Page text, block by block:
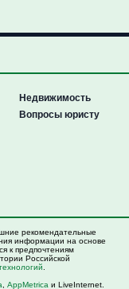
Недвижимость
Вопросы юристу
рекомендательные
информации на основе
к предпочтениям
Российской
AppMetrica и LiveInternet.